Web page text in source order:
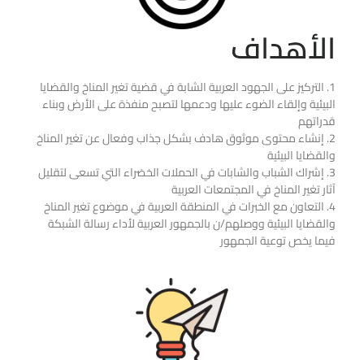
الأهداف
1. التركيز على الجهود العربية الشابة في قضية تغير المناخ والقضايا
البيئية وإلقاء الضوء عليها ودعمها لتصبح منفذة على الأرض وبناء
قدراتهم
2. إنشاء محتوى موثوق هادف بشكل جذاب وفعال عن تغير المناخ
والقضايا البيئية
3. إشراك الشباب والشابات في الحملات الخضراء التي تسعى لتقليل
آثار تغير المناخ في المجتمعات العربية
4. التعاون مع الخبرات في المنطقة العربية في موضوع تغير المناخ
والقضايا البيئية ووصلهم/ن بالجمهور العربية لأداء رسالة الشبكة
فيما يخص توعية الجمهور